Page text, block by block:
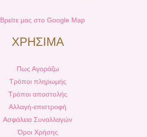
Βρείτε μας στο Google Map
ΧΡΗΣΙΜΑ
Πως Αγοράζω
Τρόποι πληρωμής
Τρόποι αποστολής
Αλλαγή-επιστροφή
Ασφάλεια Συναλλαγών
Όροι Χρήσης